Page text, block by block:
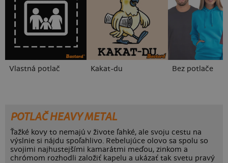
Vlastná potlač Kakat-du Bez potlače
POTLAČ HEAVY METAL
Ťažké kovy to nemajú v živote ľahké, ale svoju cestu na
výslnie si nájdu spoľahlivo. Rebelujúce olovo sa spolu so
svojimi najhustejšími kamarátmi meďou, zinkom a
chrómom rozhodli založiť kapelu a ukázať tak svetu pravý